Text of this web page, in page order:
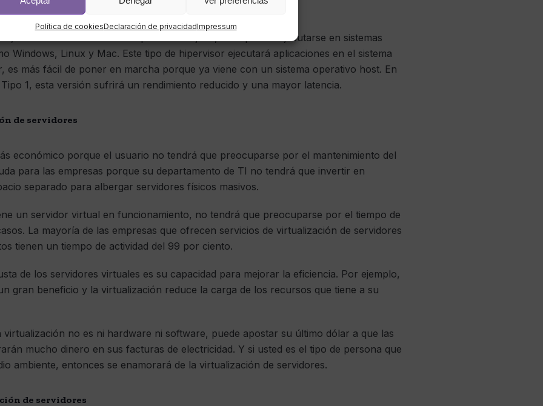
Política de cookiesDeclaración de privacidadImpressum
empresariales.
2, también conocido como Hipervisor alojado, es capaz de ejecutarse en sistemas
Windows, Linux y Mac. Este tipo de hipervisor ejecutará aplicaciones en el sistema
es más fácil de poner en marcha porque ya viene con un sistema operativo host. En
1, esta versión sufrirá un rendimiento reducido y una mayor latencia.
de servidores
económico porque el usuario no tendrá que preocuparse por el mantenimiento del
para las empresas porque su departamento de TI no tendrá que invertir en
separado para albergar servidores físicos masivos.
un servidor virtual en funcionamiento, no tendrá que preocuparse por el tiempo de
La mayoría de las empresas que ofrecen servicios de virtualización de servidores
tienen un tiempo de actividad del 99 por ciento.
de los servidores virtuales es su capacidad para mejorar la eficiencia. Por ejemplo,
gran beneficio y la virtualización reduce la carga de los recursos que tiene a su
no es ni hardware ni software, puede apostar su último dólar a que las
mucho dinero en sus facturas de electricidad. Y si usted es el tipo de persona que
ambiente, entonces se enamorará de la virtualización de servidores.
de servidores